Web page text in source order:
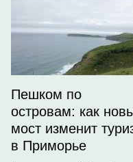
Пешком по
островам: как
мост изменит
в Приморье